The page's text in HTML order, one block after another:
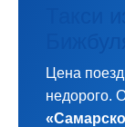
Такси
Цена
недорого.